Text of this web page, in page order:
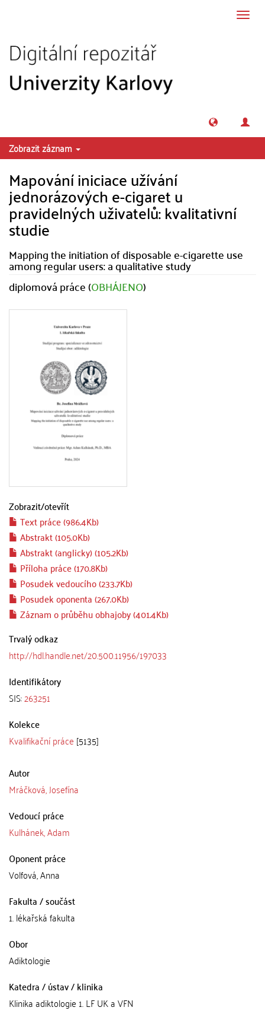
Zobrazit záznam
Mapování iniciace užívání
jednorázových e-cigaret u
pravidelných uživatelů: kvalitativní
studie
Mapping the initiation of disposable e-cigarette use
among regular users: a qualitative study
diplomová práce (OBHÁJENO)
Zobrazit/otevřít
Text práce (986.4Kb)
Abstrakt (105.0Kb)
Abstrakt (anglicky) (105.2Kb)
Příloha práce (170.8Kb)
Posudek vedoucího (233.7Kb)
Posudek oponenta (267.0Kb)
Záznam o průběhu obhajoby (401.4Kb)
Trvalý odkaz
http://hdl.handle.net/20.500.11956/197033
Identifikátory
SIS:263251
Kolekce
Kvalifikační práce [5135]
Autor
Mráčková, Josefína
Vedoucí práce
Kulhánek, Adam
Oponent práce
Volfová, Anna
Fakulta / součást
1. lékařská fakulta
Obor
Adiktologie
Katedra / ústav / klinika
Klinika adiktologie 1. LF UK a VFN